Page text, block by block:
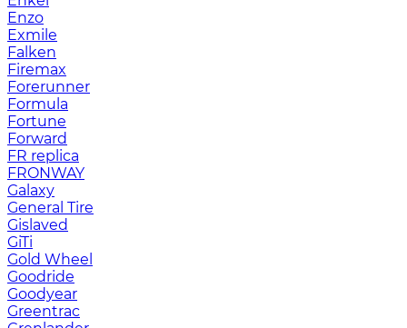
Enzo
Exmile
Falken
Firemax
Forerunner
Formula
Fortune
Forward
FR replica
FRONWAY
Galaxy
General Tire
Gislaved
GiTi
Gold Wheel
Goodride
Goodyear
Greentrac